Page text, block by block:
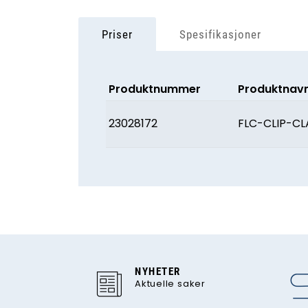
Priser Spesifikasjoner
Produktnummer
23028172 FLC-CLIP-
NYHETER
Aktuelle saker